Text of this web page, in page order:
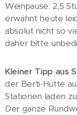
Weinpause: 2,5
erwähnt heute
absolut nicht so
daher bitte
Kleiner Tipp aus
der Berti-Hütte
Stationen laden
Der ganze